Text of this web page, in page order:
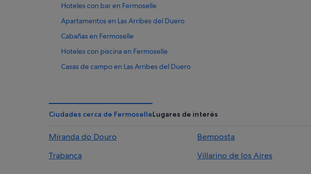
Hoteles con bar en Fermoselle
Apartamentos en Las Arribes del Duero
Cabañas en Fermoselle
Hoteles con piscina en Fermoselle
Casas de campo en Las Arribes del Duero
Campings de caravanas en Fermoselle
Casas rurales en Villar del Buey
Casas de campo en Villar del Buey
Ciudades cerca de FermoselleLugares de interés
Miranda do Douro Bemposta
Trabanca
Villarino de los Aires